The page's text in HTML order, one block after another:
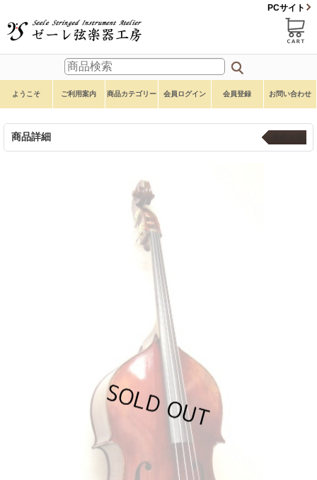
PCサイト
ようこそ ご利用案内 商品カテゴリー 会員ログイン 会員登録 お問い合わせ
商品詳細